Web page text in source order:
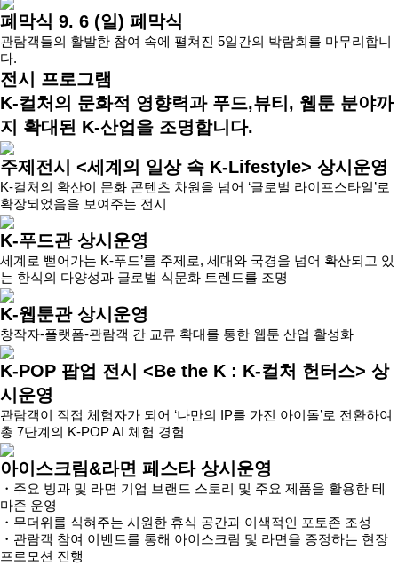
폐막식 9. 6 (일) 폐막식
관람객들의 활발한 참여 속에 펼쳐진 5일간의 박람회를 마무리합니
다.
전시 프로그램
K-컬처의 문화적 영향력과 푸드,뷰티, 웹툰 분야까
지 확대된 K-산업을 조명합니다.
주제전시 <세계의 일상 속 K-Lifestyle> 상시운영
K-컬처의 확산이 문화 콘텐츠 차원을 넘어 ‘글로벌 라이프스타일’로
확장되었음을 보여주는 전시
K-푸드관 상시운영
세계로 뻗어가는 K-푸드’를 주제로, 세대와 국경을 넘어 확산되고 있
는 한식의 다양성과 글로벌 식문화 트렌드를 조명
K-웹툰관 상시운영
창작자-플랫폼-관람객 간 교류 확대를 통한 웹툰 산업 활성화
K-POP 팝업 전시 <Be the K : K-컬처 헌터스> 상
시운영
관람객이 직접 체험자가 되어 ‘나만의 IP를 가진 아이돌’로 전환하여
총 7단계의 K-POP AI 체험 경험
아이스크림&라면 페스타 상시운영
・주요 빙과 및 라면 기업 브랜드 스토리 및 주요 제품을 활용한 테
마존 운영
・무더위를 식혀주는 시원한 휴식 공간과 이색적인 포토존 조성
・관람객 참여 이벤트를 통해 아이스크림 및 라면을 증정하는 현장
프로모션 진행